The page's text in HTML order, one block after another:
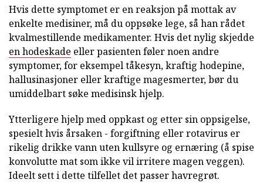
Hvis dette symptomet er en reaksjon på mottak av
enkelte medisiner, må du oppsøke lege, så han rådet
kvalmestillende medikamenter. Hvis det nylig skjedde
en hodeskade eller pasienten føler noen andre
symptomer, for eksempel tåkesyn, kraftig hodepine,
hallusinasjoner eller kraftige magesmerter, bør du
umiddelbart søke medisinsk hjelp.
Ytterligere hjelp med oppkast og etter sin oppsigelse,
spesielt hvis årsaken - forgiftning eller rotavirus er
rikelig drikke vann uten kullsyre og ernæring (å spise
konvolutte mat som ikke vil irritere magen veggen).
Ideelt sett i dette tilfellet det passer havregrøt.